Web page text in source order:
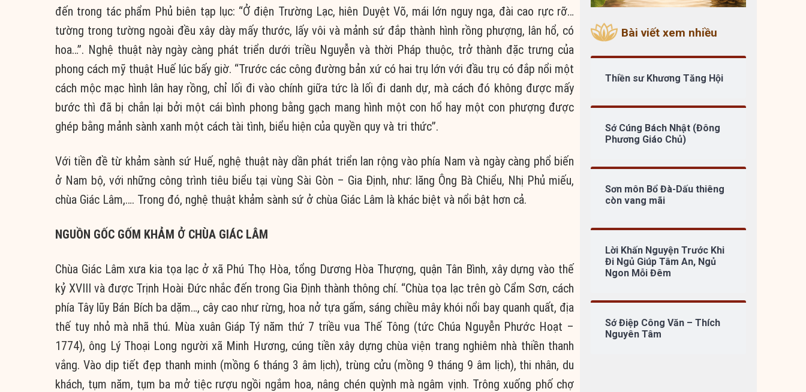
đến trong tác phẩm Phủ biên tạp lục: “Ở điện Trường Lạc, hiên Duyệt Võ, mái lớn nguy nga, đài cao rực rỡ…
tường trong tường ngoài đều xây dày mấy thước, lấy vôi và mảnh sứ đắp thành hình rồng phượng, lân hổ, có
hoa…”. Nghệ thuật này ngày càng phát triển dưới triều Nguyễn và thời Pháp thuộc, trở thành đặc trưng của
phong cách mỹ thuật Huế lúc bấy giờ. “Trước các công đường bản xứ có hai trụ lớn với đầu trụ có đắp nổi một
cách mộc mạc hình lân hay rồng, chỉ lối đi vào chính giữa tức là lối đi danh dự, mà cách đó không được mấy
bước thì đã bị chắn lại bởi một cái bình phong bằng gạch mang hình một con hổ hay một con phượng được
ghép bằng mảnh sành xanh một cách tài tình, biểu hiện của quyền quy và tri thức”.
Với tiền đề từ khảm sành sứ Huế, nghệ thuật này dần phát triển lan rộng vào phía Nam và ngày càng phổ biến
ở Nam bộ, với những công trình tiêu biểu tại vùng Sài Gòn – Gia Định, như: lăng Ông Bà Chiểu, Nhị Phủ miếu,
chùa Giác Lâm,…. Trong đó, nghệ thuật khảm sành sứ ở chùa Giác Lâm là khác biệt và nổi bật hơn cả.
NGUỒN GỐC GỐM KHẢM Ở CHÙA GIÁC LÂM
Chùa Giác Lâm xưa kia tọa lạc ở xã Phú Thọ Hòa, tổng Dương Hòa Thượng, quận Tân Bình, xây dựng vào thế
kỷ XVIII và được Trịnh Hoài Đức nhắc đến trong Gia Định thành thông chí. “Chùa tọa lạc trên gò Cẩm Sơn, cách
phía Tây lũy Bán Bích ba dặm…, cây cao như rừng, hoa nở tựa gấm, sáng chiều mây khói nổi bay quanh quất, địa
thế tuy nhỏ mà nhã thú. Mùa xuân Giáp Tý năm thứ 7 triều vua Thế Tông (tức Chúa Nguyễn Phước Hoạt –
1774), ông Lý Thoại Long người xã Minh Hương, cúng tiền xây dựng chùa viện trang nghiêm nhà thiền thanh
vắng. Vào dịp tiết đẹp thanh minh (mồng 6 tháng 3 âm lịch), trùng cửu (mồng 9 tháng 9 âm lịch), thi nhân, du
khách, tụm năm, tụm ba mở tiệc rượu ngồi ngắm hoa, nâng chén quỳnh mà ngâm vịnh. Trông xuống phố chợ
Bài viết xem nhiều
Thiền sư Khương Tăng Hội
Sớ Cúng Bách Nhật (Đông
Phương Giáo Chủ)
Sơn môn Bổ Đà-Dấu thiêng
còn vang mãi
Lời Khấn Nguyện Trước Khi
Đi Ngủ Giúp Tâm An, Ngủ
Ngon Mỗi Đêm
Sớ Điệp Công Văn – Thích
Nguyên Tâm